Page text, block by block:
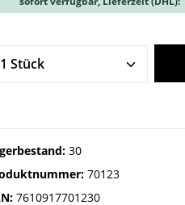
Anzahl: Gib
30
70123
7610917701230